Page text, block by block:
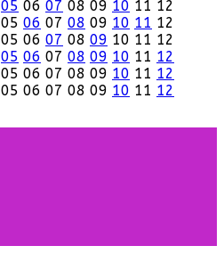
05 06 07 08 09 10 11 12
05 06 07 08 09 10 11 12
05 06 07 08 09 10 11 12
05 06 07 08 09 10 11 12
05 06 07 08 09 10 11 12
05 06 07 08 09 10 11 12